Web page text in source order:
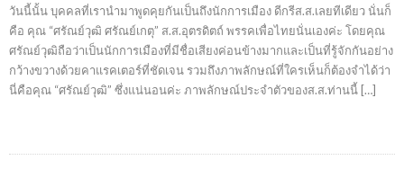
วันนี้นั้น บุคคลที่เรานำมาพูดคุยกันเป็นถึงนักการเมือง ดีกรีส.ส.เลยทีเดียว นั่นก็
คือ คุณ “ศรัณย์วุฒิ ศรัณย์เกตุ” ส.ส.อุตรดิตถ์ พรรคเพื่อไทยนั่นเองค่ะ โดยคุณ
ศรัณย์วุฒิถือว่าเป็นนักการเมืองที่มีชื่อเสียงค่อนข้างมากและเป็นที่รู้จักกันอย่าง
กว้างขวางด้วยคาแรคเตอร์ที่ชัดเจน รวมถึงภาพลักษณ์ที่ใครเห็นก็ต้องจำได้ว่า
นี่คือคุณ “ศรัณย์วุฒิ” ซึ่งแน่นอนค่ะ ภาพลักษณ์ประจำตัวของส.ส.ท่านนี้ […]